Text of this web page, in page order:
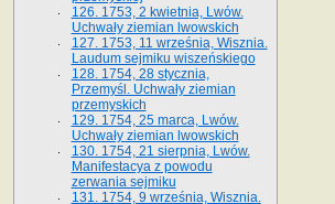
126. 1753, 2 kwietnia, Lwów.
Uchwały ziemian lwowskich
127. 1753, 11 września, Wisznia.
Laudum sejmiku wiszeńskiego
128. 1754, 28 stycznia,
Przemyśl. Uchwały ziemian
przemyskich
129. 1754, 25 marca, Lwów.
Uchwały ziemian lwowskich
130. 1754, 21 sierpnia, Lwów.
Manifestacya z powodu
zerwania sejmiku
131. 1754, 9 września, Wisznia.